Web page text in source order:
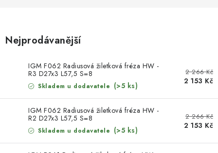
STROJE DO DÍLNY
NÁSTROJE PRO OPRACOVÁNÍ KOVU
Nejprodávanější
IGM F062 Radiusová žiletková fréza HW -
R3 D27x3 L57,5 S=8
Skladem u dodavatele (>5 ks)
2 266 Kč
2 153 Kč
IGM F062 Radiusová žiletková fréza HW -
R2 D27x3 L57,5 S=8
Skladem u dodavatele (>5 ks)
2 266 Kč
2 153 Kč